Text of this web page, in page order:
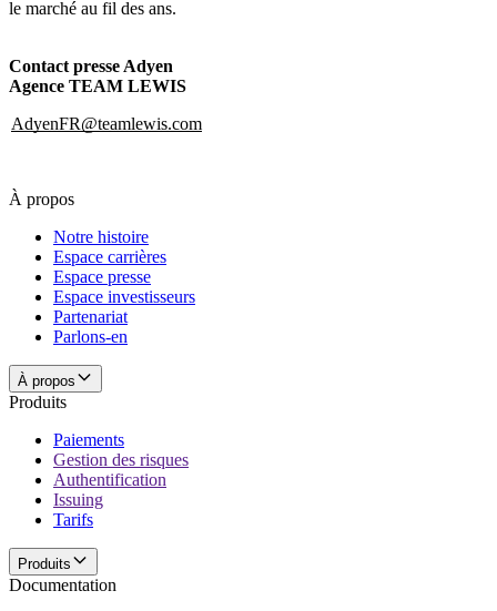
le marché au fil des ans.
Contact presse Adyen
Agence TEAM LEWIS
AdyenFR@teamlewis.com
À propos
Notre histoire
Espace carrières
Espace presse
Espace investisseurs
Partenariat
Parlons-en
À propos
Produits
Paiements
Gestion des risques
Authentification
Issuing
Tarifs
Produits
Documentation